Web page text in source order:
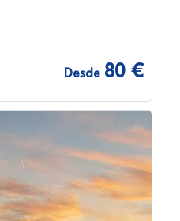
Desde 80 €